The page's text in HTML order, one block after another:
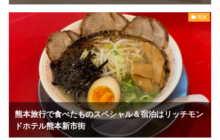
熊本
熊本旅行で食べたものスペシャル＆宿泊はリッチモン
ドホテル熊本新市街